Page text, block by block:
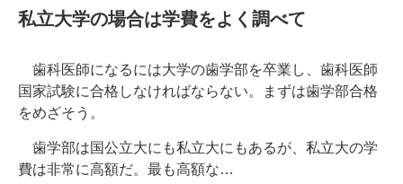
私立大学の場合は学費をよく調べて
歯科医師になるには大学の歯学部を卒業し、歯科医師
国家試験に合格しなければならない。まずは歯学部合格
をめざそう。
歯学部は国公立大にも私立大にもあるが、私立大の学
費は非常に高額だ。最も高額な…